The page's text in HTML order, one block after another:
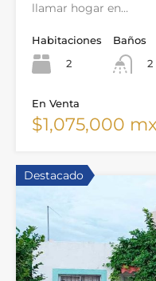
llamar hogar en…
Habitaciones
2
Baños
2
En Venta
$1,075,000
Destacado